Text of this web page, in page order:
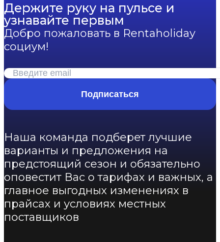
Держите руку на пульсе и
узнавайте первым
Добро пожаловать в Rentaholiday
социум!
Подписаться
Наша команда подберет лучшие
варианты и предложения на
предстоящий сезон и обязательно
оповестит Вас о тарифах и важных, а
главное выгодных изменениях в
прайсах и условиях местных
поставщиков